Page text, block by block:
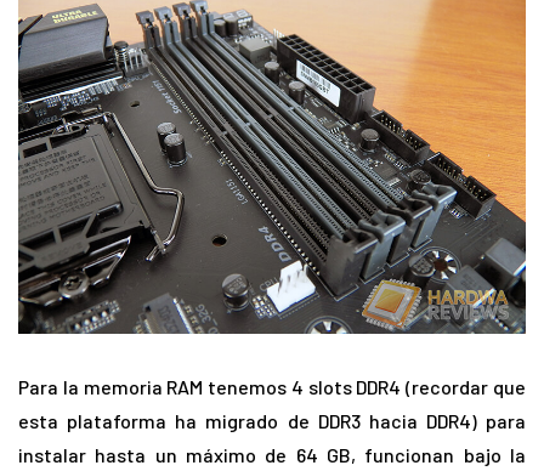
Para la memoria RAM tenemos 4 slots DDR4 (recordar que
esta plataforma ha migrado de DDR3 hacia DDR4) para
instalar hasta un máximo de 64 GB, funcionan bajo la